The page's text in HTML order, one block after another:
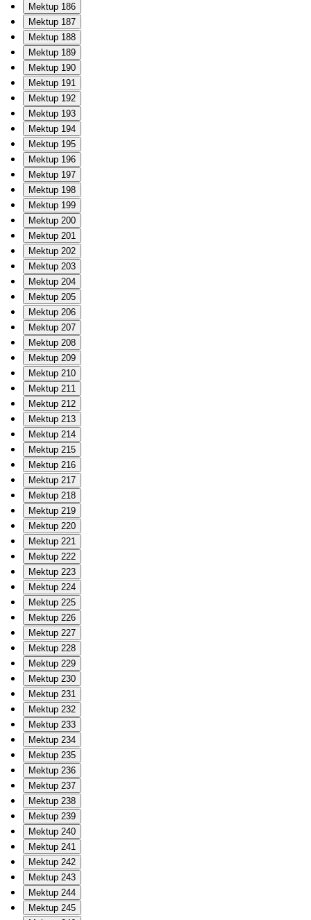
Mektup 186
Mektup 187
Mektup 188
Mektup 189
Mektup 190
Mektup 191
Mektup 192
Mektup 193
Mektup 194
Mektup 195
Mektup 196
Mektup 197
Mektup 198
Mektup 199
Mektup 200
Mektup 201
Mektup 202
Mektup 203
Mektup 204
Mektup 205
Mektup 206
Mektup 207
Mektup 208
Mektup 209
Mektup 210
Mektup 211
Mektup 212
Mektup 213
Mektup 214
Mektup 215
Mektup 216
Mektup 217
Mektup 218
Mektup 219
Mektup 220
Mektup 221
Mektup 222
Mektup 223
Mektup 224
Mektup 225
Mektup 226
Mektup 227
Mektup 228
Mektup 229
Mektup 230
Mektup 231
Mektup 232
Mektup 233
Mektup 234
Mektup 235
Mektup 236
Mektup 237
Mektup 238
Mektup 239
Mektup 240
Mektup 241
Mektup 242
Mektup 243
Mektup 244
Mektup 245